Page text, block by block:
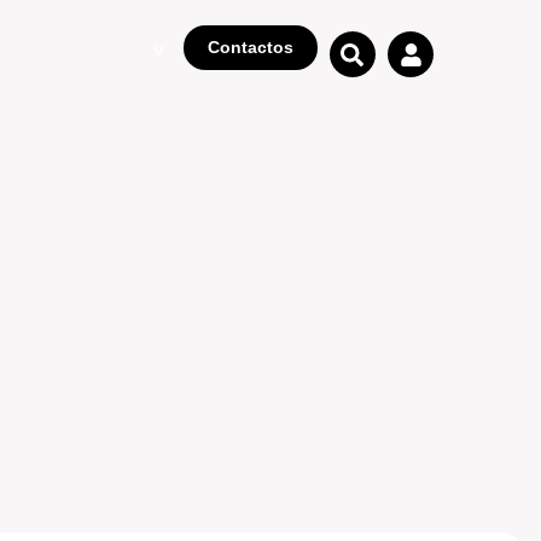
Contactos